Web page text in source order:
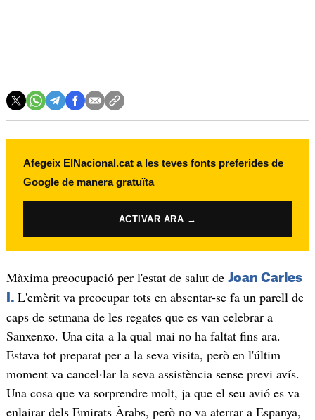
Afegeix ElNacional.cat a les teves fonts preferides de
Google de manera gratuïta
ACTIVAR ARA →
Màxima preocupació per l'estat de salut de Joan Carles
I. L'emèrit va preocupar tots en absentar-se fa un parell de
caps de setmana de les regates que es van celebrar a
Sanxenxo. Una cita a la qual mai no ha faltat fins ara.
Estava tot preparat per a la seva visita, però en l'últim
moment va cancel·lar la seva assistència sense previ avís.
Una cosa que va sorprendre molt, ja que el seu avió es va
enlairar dels Emirats Àrabs, però no va aterrar a Espanya,